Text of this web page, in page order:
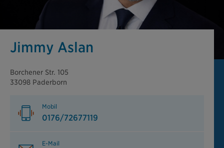
Jimmy Aslan
Borchener Str. 105
33098 Paderborn
Mobil
0176/72677119
E-Mail